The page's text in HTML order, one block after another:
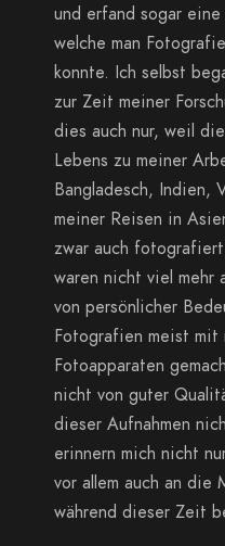
und erfand sogar
welche man
konnte. Ich selbst
zur Zeit meiner
dies auch nur, weil
Lebens zu meiner
Bangladesch, Indien,
meiner Reisen in
zwar auch
waren nicht viel mehr
von persönlicher
Fotografien meist mit
Fotoapparaten
nicht von guter
dieser Aufnahmen
erinnern mich nicht
vor allem auch an die
während dieser Zeit